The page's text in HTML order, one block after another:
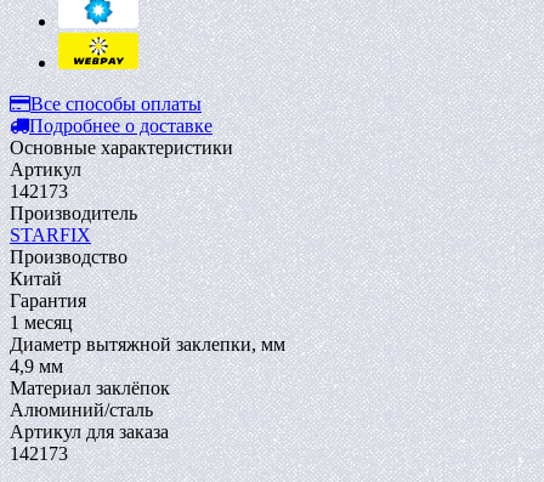
Все способы оплаты
Подробнее о доставке
Основные характеристики
Артикул
142173
Производитель
STARFIX
Производство
Китай
Гарантия
1 месяц
Диаметр вытяжной заклепки, мм
4,9 мм
Материал заклёпок
Алюминий/сталь
Артикул для заказа
142173